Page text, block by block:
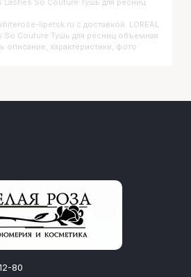
lipetsk.ru с доставкой. LOREAL
So Couture Тушь для ресниц объемная
описание, характеристики, фото
80